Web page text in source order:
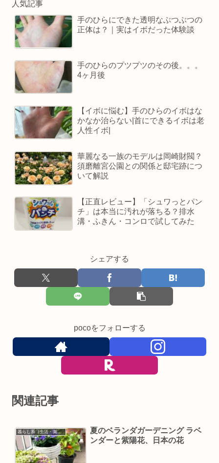
人気記事
手のひらにできた透明なぶつぶつの
正体は？｜実はイボだった体験談
手のひらのプツプツのその後。。。
4ヶ月後
【イボに悩む】手のひらのイボはな
かなか治らない|首にできるイボは老
人性イボ|
華麗なる一族のモデルは岡崎財閥？
須磨離宮公園との関係と邸宅跡につ
いて解説
【正直レビュー】「シュワっとパン
チ」は本当に汚れが落ちる？排水
溝・ふきん・コンロで試してみた
シェアする
pocoをフォローする
関連記事
暮らし系（生活・園芸など）
夏のベランダガーデニング ラベ
ンダーと紫陽花、日本の花